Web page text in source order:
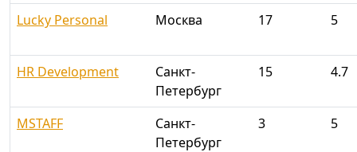
Lucky Personal Москва 17 5
HR Development
Санкт-
Петербург
15 4.7
MSTAFF
Санкт-
Петербург
3 5